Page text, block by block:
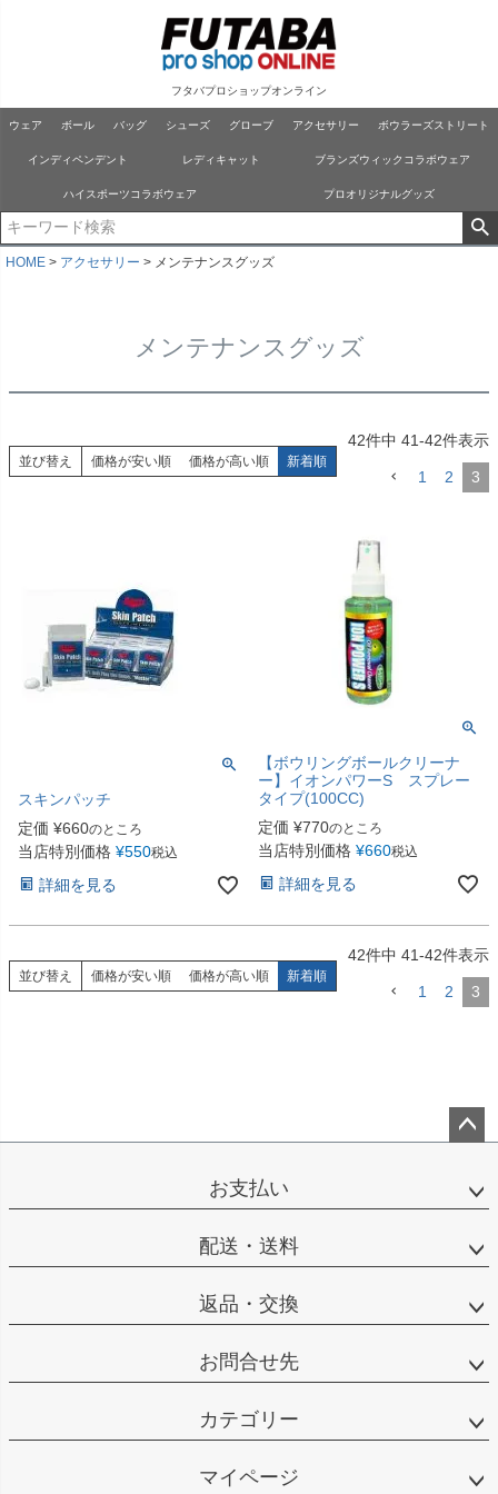
フタバプロショップオンライン
ウェア ボール バッグ シューズ グローブ アクセサリー ボウラーズストリート
インディペンデント レディキャット ブランズウィックコラボウェア
ハイスポーツコラボウェア プロオリジナルグッズ
HOME アクセサリー メンテナンスグッズ
メンテナンスグッズ
並び替え 価格が安い順 価格が高い順 新着順
42件中 41-42件表示
1 2 3
スキンパッチ
定価 ¥660のところ
当店特別価格 ¥550税込
詳細を見る
【ボウリングボールクリーナ
ー】イオンパワーS スプレー
タイプ(100CC)
定価 ¥770のところ
当店特別価格 ¥660税込
詳細を見る
並び替え 価格が安い順 価格が高い順 新着順
42件中 41-42件表示
1 2 3
ップ
お支払い
配送・送料
返品・交換
お問合せ先
カテゴリー
マイページ